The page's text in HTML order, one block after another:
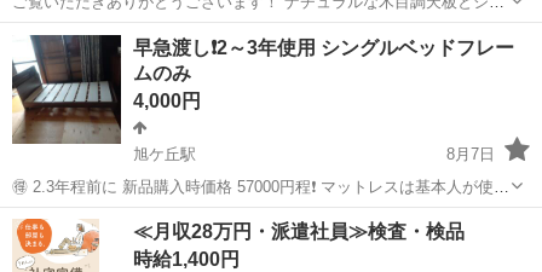
プルなホワイトフレームのカウンターテーブル＋椅子 4脚のセットで
す。 ​スリムなデザインなのでお部屋のスペースを圧迫せず、朝食用の
デスク、リモートワークやP...
宮崎 児湯郡 高鍋駅 ダイニングセット
早急渡し❗2～3年使用 シングルベッドフレー
ムのみ
4,000円
旭ケ丘駅
8月7日
🉐️ 2.3年程前に 新品購入時価格 57000円程❗ マットレスは基本人が使っ
てた物はお渡し出来ないので廃棄しました。 ❇️此方の都合となります
が‥リフォーム前に使えるお品大物なので。なるべく 早目の受け渡し
希望です😌 ...
宮崎 延岡市 旭ケ丘駅 ベッド
≪月収28万円・派遣社員≫検査・検品
時給1,400円